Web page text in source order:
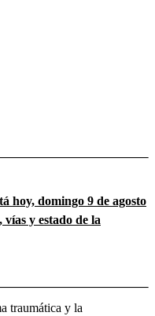
hoy, domingo 9 de agosto
y estado de la
traumática y la